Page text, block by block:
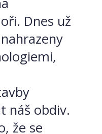
Dnes už
náš obdiv.
že se